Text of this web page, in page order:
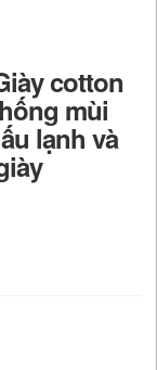
cotton
mùi
lạnh và